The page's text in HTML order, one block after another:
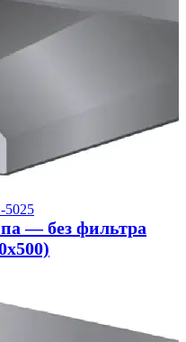
— без фильтра